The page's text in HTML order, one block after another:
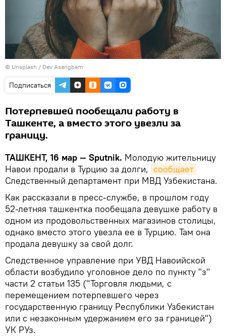
© Unsplash / Dev Asangbam
Подписаться
Потерпевшей пообещали работу в
Ташкенте, а вместо этого увезли за
границу.
ТАШКЕНТ, 16 мар — Sputnik. Молодую жительницу
Навои продали в Турцию за долги, сообщает
Следственный департамент при МВД Узбекистана.
Как рассказали в пресс-службе, в прошлом году
52-летняя ташкентка пообещала девушке работу в
одном из продовольственных магазинов столицы,
однако вместо этого увезла ее в Турцию. Там она
продала девушку за свой долг.
Следственное управление при УВД Навоийской
области возбудило уголовное дело по пункту "з"
части 2 статьи 135 ("Торговля людьми, с
перемещением потерпевшего через
государственную границу Республики Узбекистан
или с незаконным удержанием его за границей")
УК РУз.